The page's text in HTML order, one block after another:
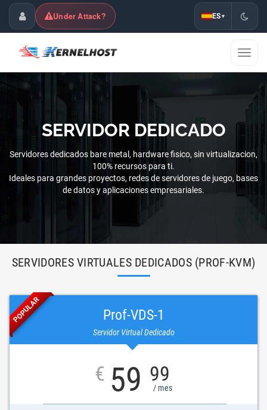
Área de ClienteUnder Attack? ES ▾
SERVIDOR DEDICADO
Servidores dedicados bare metal, hardware fisico, sin virtualizacion,
100% recursos para ti.
Ideales para grandes proyectos, redes de servidores de juego, bases
de datos y aplicaciones empresariales.
SERVIDORES VIRTUALES DEDICADOS (PROF-KVM)
Prof-VDS-1
Servidor Virtual Dedicado
POPULAR
€ 59 99
/ mes